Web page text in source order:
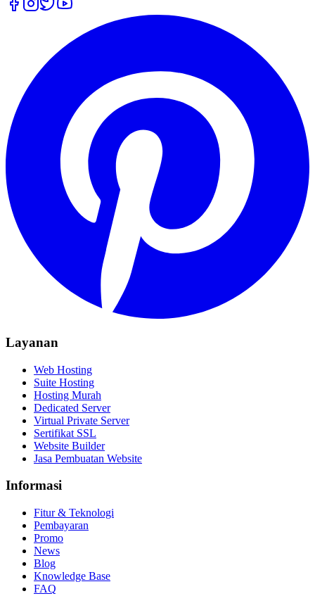
Layanan
Web Hosting
Suite Hosting
Hosting Murah
Dedicated Server
Virtual Private Server
Sertifikat SSL
Website Builder
Jasa Pembuatan Website
Informasi
Fitur & Teknologi
Pembayaran
Promo
News
Blog
Knowledge Base
FAQ